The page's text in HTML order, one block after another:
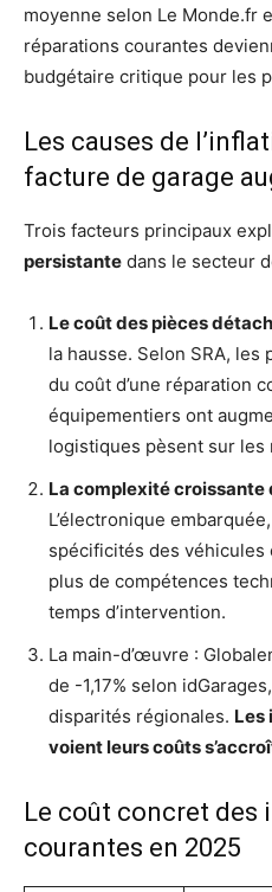
moyenne selon Le Monde.fr
réparations courantes
budgétaire critique pour les
Les causes de
facture de garage
Trois facteurs principaux
persistante dans le secteur
Le coût des pièces
la hausse. Selon SRA,
du coût d’une réparation
équipementiers ont
logistiques pèsent sur les
La complexité croissante
L’électronique
spécificités des
plus de compétences
temps d’intervention.
La main-d’œuvre :
de -1,17% selon
disparités régionales. Les
voient leurs coûts
Le coût concret des
courantes en 2025